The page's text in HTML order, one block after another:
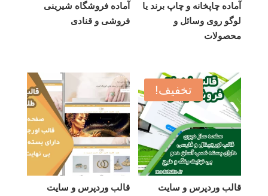
آماده چاپخانه و چاپ برند یا
لوگو روی وسائل و
محصولات
آماده فروشگاه شیرینی
فروشی و قنادی
تخفیف!
قالب وردپرس و سایت
قالب وردپرس و سایت